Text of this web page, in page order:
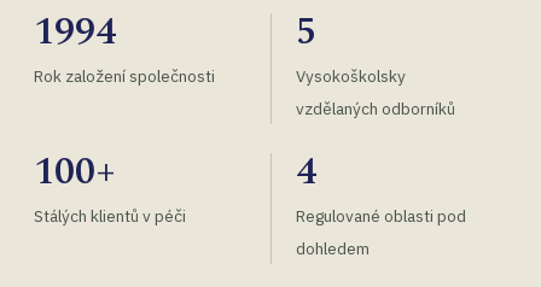
1994
Rok založení společnosti
5
Vysokoškolsky
vzdělaných odborníků
100+
Stálých klientů v péči
4
Regulované oblasti pod
dohledem